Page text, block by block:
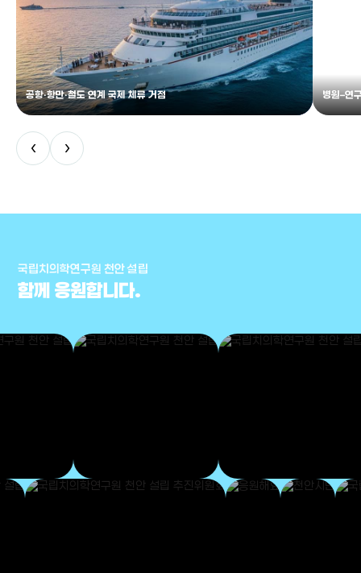
공항·항만·철도 연계 국제 체류 거점 병원–연
‹ ›
국립치의학연구원 천안 설립
함께 응원합니다.